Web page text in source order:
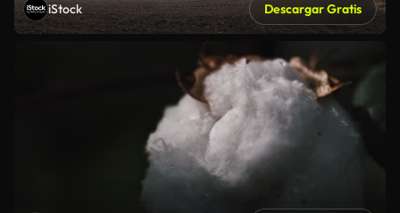
iStock Descargar Gratis